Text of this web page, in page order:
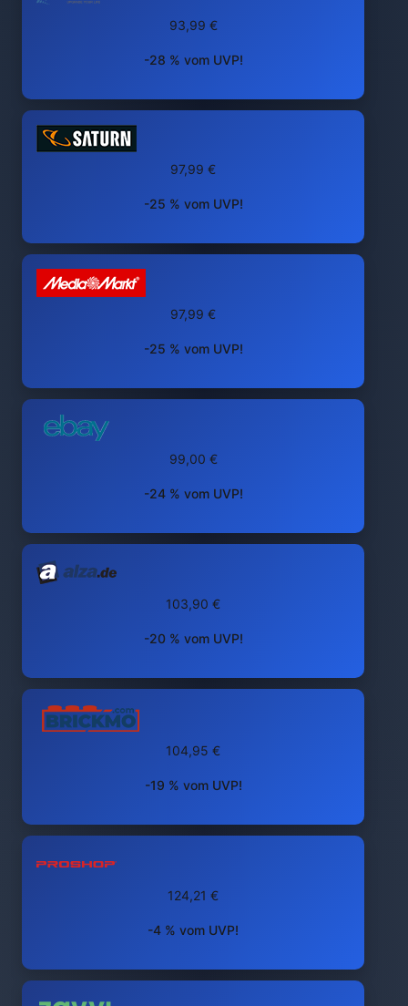
93,99 €
-28 % vom UVP!
97,99 €
-25 % vom UVP!
97,99 €
-25 % vom UVP!
99,00 €
-24 % vom UVP!
103,90 €
-20 % vom UVP!
104,95 €
-19 % vom UVP!
124,21 €
-4 % vom UVP!